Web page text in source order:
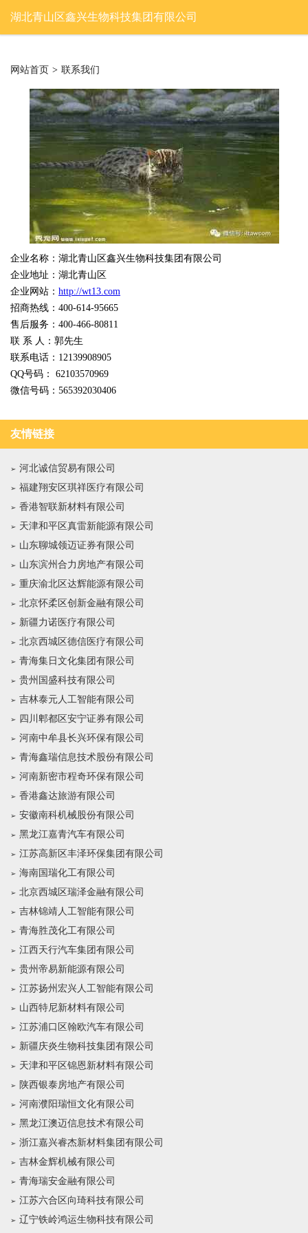
湖北青山区鑫兴生物科技集团有限公司
网站首页 > 联系我们
企业名称：湖北青山区鑫兴生物科技集团有限公司
企业地址：湖北青山区
企业网站： http://wt13.com
招商热线：400-614-95665
售后服务：400-466-80811
联 系 人：郭先生
联系电话：12139908905
QQ号码： 62103570969
微信号码：565392030406
友情链接
河北诚信贸易有限公司
福建翔安区琪祥医疗有限公司
香港智联新材料有限公司
天津和平区真雷新能源有限公司
山东聊城领迈证券有限公司
山东滨州合力房地产有限公司
重庆渝北区达辉能源有限公司
北京怀柔区创新金融有限公司
新疆力诺医疗有限公司
北京西城区德信医疗有限公司
青海集日文化集团有限公司
贵州国盛科技有限公司
吉林泰元人工智能有限公司
四川郫都区安宁证券有限公司
河南中牟县长兴环保有限公司
青海鑫瑞信息技术股份有限公司
河南新密市程奇环保有限公司
香港鑫达旅游有限公司
安徽南科机械股份有限公司
黑龙江嘉青汽车有限公司
江苏高新区丰泽环保集团有限公司
海南国瑞化工有限公司
北京西城区瑞泽金融有限公司
吉林锦靖人工智能有限公司
青海胜茂化工有限公司
江西天行汽车集团有限公司
贵州帝易新能源有限公司
江苏扬州宏兴人工智能有限公司
山西特尼新材料有限公司
江苏浦口区翰欧汽车有限公司
新疆庆炎生物科技集团有限公司
天津和平区锦恩新材料有限公司
陕西银泰房地产有限公司
河南濮阳瑞恒文化有限公司
黑龙江澳迈信息技术有限公司
浙江嘉兴睿杰新材料集团有限公司
吉林金辉机械有限公司
青海瑞安金融有限公司
江苏六合区向琦科技有限公司
辽宁铁岭鸿运生物科技有限公司